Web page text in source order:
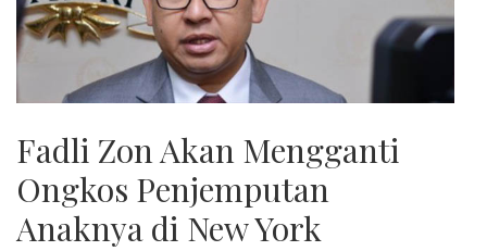
Fadli Zon Akan Mengganti
Ongkos Penjemputan
Anaknya di New York